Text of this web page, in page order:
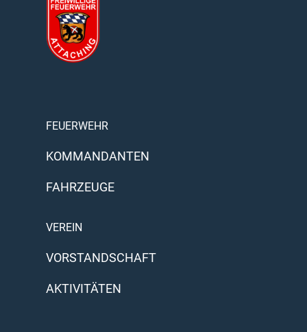
FEUERWEHR
KOMMANDANTEN
FAHRZEUGE
VEREIN
VORSTANDSCHAFT
AKTIVITÄTEN